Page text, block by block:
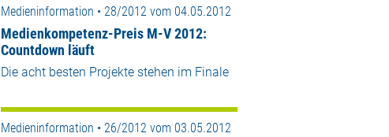
Medieninformation • 28/2012 vom 04.05.2012
Medienkompetenz-Preis M-V 2012:
Countdown läuft
Die acht besten Projekte stehen im Finale
Medieninformation • 26/2012 vom 03.05.2012